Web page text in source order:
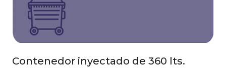
Contenedor inyectado de 360 lts.